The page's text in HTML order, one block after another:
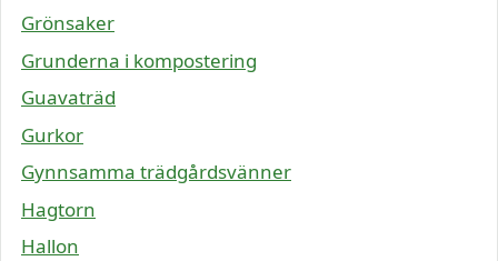
Grönsaker
Grunderna i kompostering
Guavaträd
Gurkor
Gynnsamma trädgårdsvänner
Hagtorn
Hallon